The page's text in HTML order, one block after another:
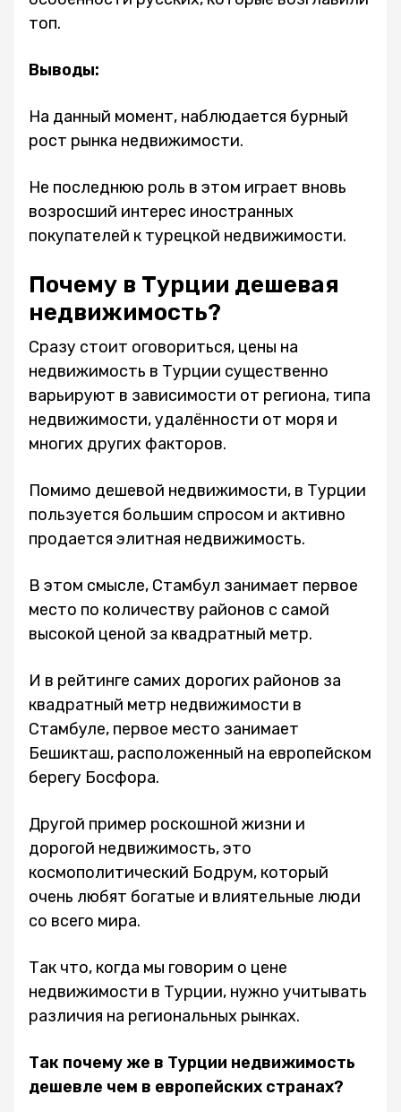
топ.
Выводы:
На данный момент, наблюдается бурный
рост рынка недвижимости.
Не последнюю роль в этом играет вновь
возросший интерес иностранных
покупателей к турецкой недвижимости.
Почему в Турции дешевая
недвижимость?
Сразу стоит оговориться, цены на
недвижимость в Турции существенно
варьируют в зависимости от региона, типа
недвижимости, удалённости от моря и
многих других факторов.
Помимо дешевой недвижимости, в Турции
пользуется большим спросом и активно
продается элитная недвижимость.
В этом смысле, Стамбул занимает первое
место по количеству районов с самой
высокой ценой за квадратный метр.
И в рейтинге самих дорогих районов за
квадратный метр недвижимости в
Стамбуле, первое место занимает
Бешикташ, расположенный на европейском
берегу Босфора.
Другой пример роскошной жизни и
дорогой недвижимость, это
космополитический Бодрум, который
очень любят богатые и влиятельные люди
со всего мира.
Так что, когда мы говорим о цене
недвижимости в Турции, нужно учитывать
различия на региональных рынках.
Так почему же в Турции недвижимость
дешевле чем в европейских странах?